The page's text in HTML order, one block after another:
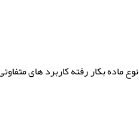
ماده بکار رفته کاربرد های